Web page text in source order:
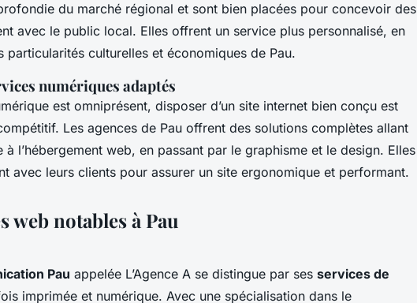
du marché régional et sont bien placées pour concevoir des
avec le public local. Elles offrent un service plus personnalisé, en
particularités culturelles et économiques de Pau.
numériques adaptés
est omniprésent, disposer d’un site internet bien conçu est
Les agences de Pau offrent des solutions complètes allant
l’hébergement web, en passant par le graphisme et le design. Elles
avec leurs clients pour assurer un site ergonomique et performant.
web notables à Pau
Pau appelée L’Agence A se distingue par ses services de
imprimée et numérique. Avec une spécialisation dans le